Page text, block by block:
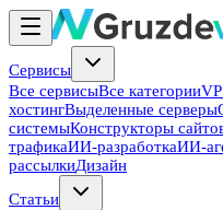
Сервисы
Все сервисыВсе категории
хостингВыделенные серверы
системыКонструкторы
трафикаИИ-разработкаИИ-
рассылкиДизайн
Статьи